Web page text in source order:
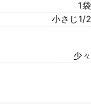
1袋
小さじ1/2
少々